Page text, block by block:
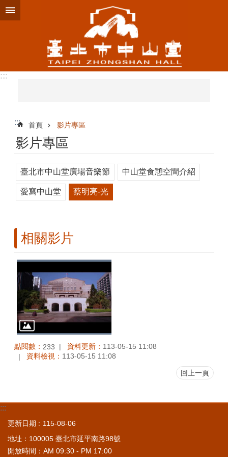
跳到主要內容區塊
:::
::: 首頁 影片專區
影片專區
臺北市中山堂廣場音樂節 中山堂食憩空間介紹
愛寫中山堂 蔡明亮-光
相關影片
點閱數： 233 資料更新： 113-05-15 11:08
資料檢視： 113-05-15 11:08
回上一頁
:::
更新日期
115-08-06
地址：100005 臺北市延平南路98號
開放時間：AM 09:30 - PM 17:00